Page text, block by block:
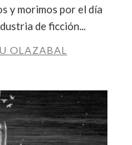
y morimos por el día
de ficción...
OLAZABAL